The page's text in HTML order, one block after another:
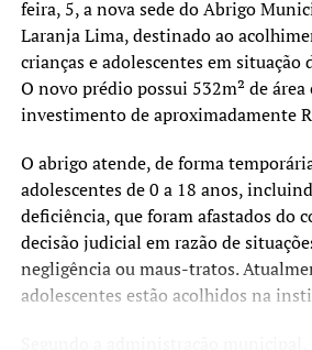
feira, 5, a nova sede do Abrigo
Laranja Lima, destinado ao
crianças e adolescentes em situação
O novo prédio possui 532m² de
investimento de aproximadamente
O abrigo atende, de forma
adolescentes de 0 a 18 anos,
deficiência, que foram afastados do
decisão judicial em razão de
negligência ou maus-tratos.
adolescentes estão acolhidos na